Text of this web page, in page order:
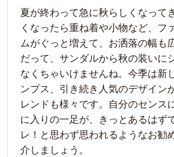
夏が終わって急に秋らしくなって
くなったら重ね着や小物など、フ
ムがぐっと増えて、お洒落の幅も
だって、サンダルから秋の装いに
なくちゃいけませんね。今季は新
ンプス、引き続き人気のデザイン
レンドも様々です。自分のセンス
に入りの一足が、きっとあるはず
レ！と思わず思われるようなお勧
介しましょう。